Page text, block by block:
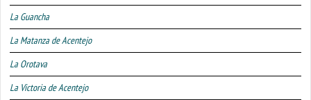
La Guancha
La Matanza de Acentejo
La Orotava
La Victoria de Acentejo